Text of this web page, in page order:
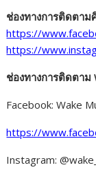
ช่องทางการติดตา
https://
https://
ช่องทางการติดตาม
Facebook: Wake
https://
Instagram: